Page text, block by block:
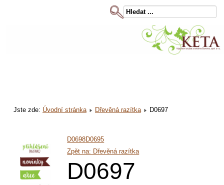
Jste zde: Úvodní stránka Dřevěná razítka D0697
D0698D0695
Zpět na: Dřevěná razítka
D0697